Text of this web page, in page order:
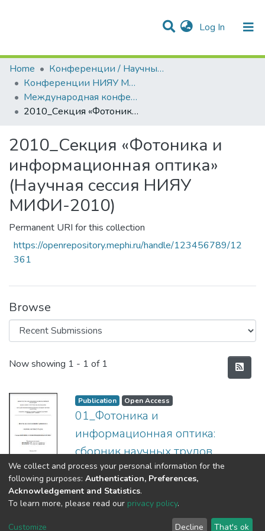
Log In (current)
Communities & Collections
Statistics
All of DSpace
Home
Конференции / Научные семинары
Конференции НИЯУ МИФИ
Международная конференция по фотонике и информационной оптике
2010_Секция «Фотоника и информационная оптика» (Научная сессия НИЯУ МИФИ-2010)
2010_Секция «Фотоника и
информационная оптика»
(Научная сессия НИЯУ
МИФИ-2010)
Permanent URI for this collection
https://openrepository.mephi.ru/handle/123456789/12
361
Browse
Recent Submissions
Now showing 1 - 1 of 1
Publication Open Access
01_Фотоника и
информационная оптика:
сборник научных трудов
(НИЯУ МИФИ,2010)
Cookie End User Send
We collect and process your personal information for the
following purposes: Authentication, Preferences,
Acknowledgement and Statistics.
To learn more, please read our privacy policy.
Customize Decline That's ok